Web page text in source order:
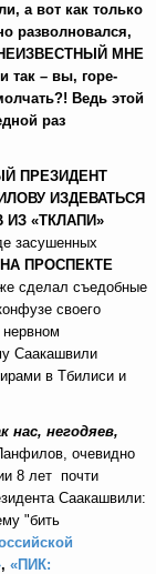
а вот как только
разволновался,
МНЕ
так – вы, горе-
Ведь этой
раз
ПРЕЗИДЕНТ
ИЗДЕВАТЬСЯ
«ТКЛАПИ»
засушенных
ПРОСПЕКТЕ
сделал съедобные
своего
Саакашвили
в Тбилиси и
нас, негодяев,
очевидно
8 лет почти
Саакашвили:
"бить
, «ПИК: